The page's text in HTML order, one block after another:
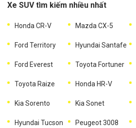
Xe SUV tìm kiếm nhiều nhất
Honda CR-V Mazda CX-5
Ford Territory Hyundai Santafe
Ford Everest Toyota Fortuner
Toyota Raize Honda HR-V
Kia Sorento Kia Sonet
Hyundai Tucson Peugeot 3008